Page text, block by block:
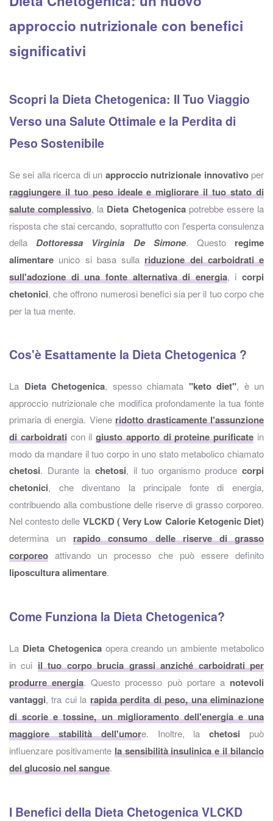
approccio nutrizionale con benefici
significativi
Scopri la Dieta Chetogenica: Il Tuo Viaggio
Verso una Salute Ottimale e la Perdita di
Peso Sostenibile
Se sei alla ricerca di un approccio nutrizionale innovativoper
raggiungere il tuo peso ideale e migliorare il tuo stato di
salute complessivo, la Dieta Chetogenicapotrebbe essere la
risposta che stai cercando, soprattutto con l'esperta consulenza
della Dottoressa Virginia De Simone. Questo regime
alimentare unico si basa sullariduzione dei carboidrati e
sull'adozione di una fonte alternativa di energia, i corpi
chetonici, che offrono numerosi benefici sia per il tuo corpo che
per la tua mente.
Cos'è Esattamente la Dieta Chetogenica ?
La Dieta Chetogenica, spesso chiamata "keto diet", è un
approccio nutrizionale che modifica profondamente la tua fonte
primaria di energia. Viene ridotto drasticamente l'assunzione
di carboidraticon ilgiusto apporto di proteine purificate in
modo da mandare il tuo corpo in uno stato metabolico chiamato
chetosi. Durante la chetosi, il tuo organismo produce corpi
chetonici, che diventano la principale fonte di energia,
contribuendo alla combustione delle riserve di grasso corporeo.
Nel contesto delle VLCKD ( Very Low Calorie Ketogenic Diet)
determina unrapido consumo delle riserve di grasso
corporeo attivando un processo che può essere definito
liposcultura alimentare.
Come Funziona la Dieta Chetogenica?
La Dieta Chetogenicaopera creando un ambiente metabolico
in cui il tuo corpo brucia grassi anziché carboidrati per
produrre energia. Questo processo può portare a notevoli
vantaggi, tra cui la rapida perdita di peso, una eliminazione
di scorie e tossine, un miglioramento dell'energia e una
maggiore stabilità dell'umore. Inoltre, lachetosi può
influenzare positivamente la sensibilità insulinica e il bilancio
del glucosio nel sangue.
I Benefici della Dieta Chetogenica VLCKD